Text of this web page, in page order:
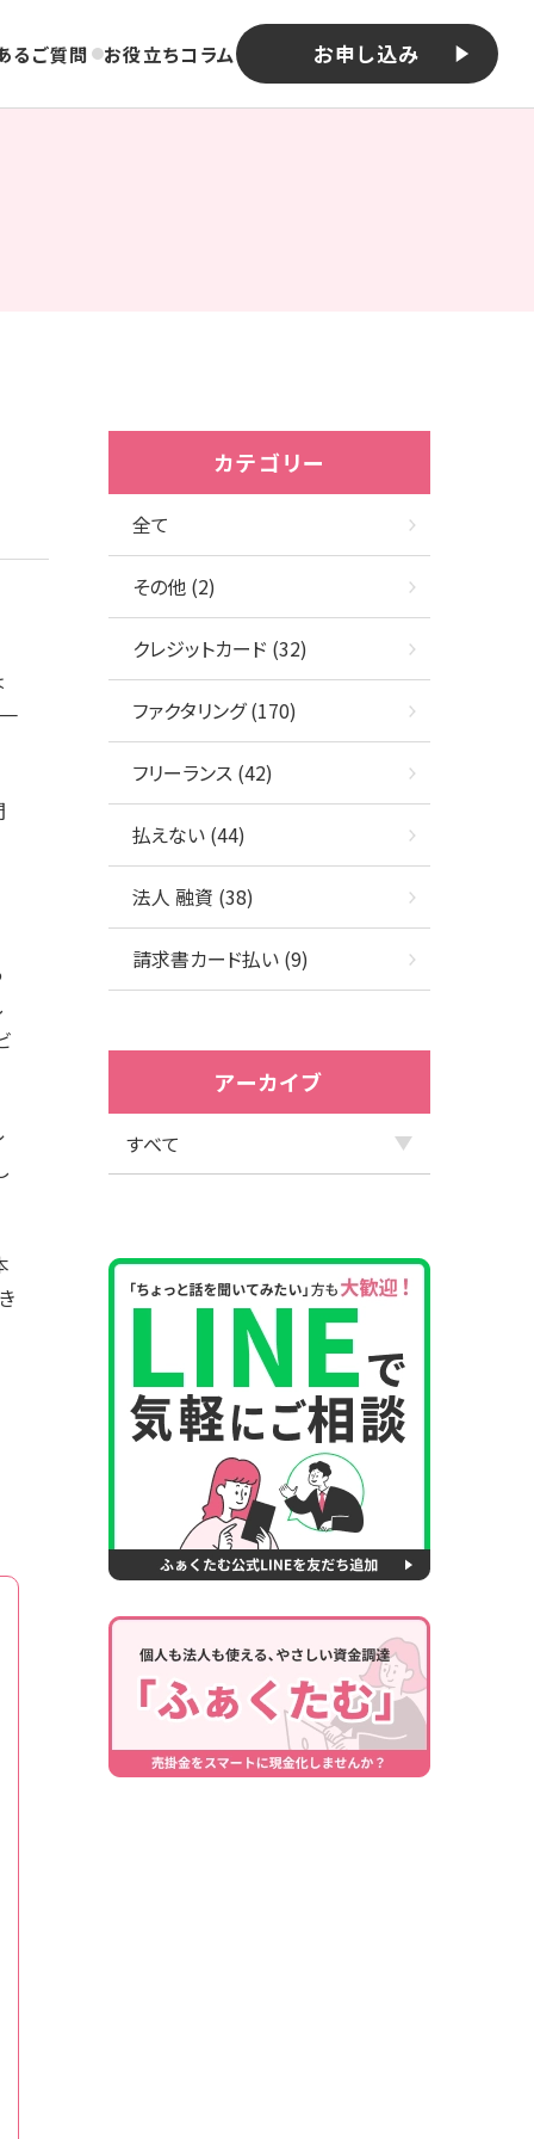
るご質問 お役立ちコラム お申し込み
カテゴリー
全て
その他 (2)
クレジットカード (32)
ファクタリング (170)
フリーランス (42)
払えない (44)
法人 融資 (38)
請求書カード払い (9)
アーカイブ